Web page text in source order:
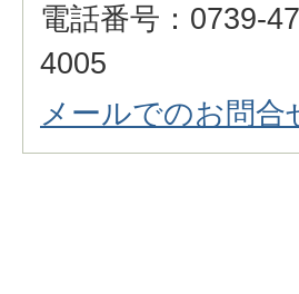
電話番号：0739-
4005
メールでのお問合